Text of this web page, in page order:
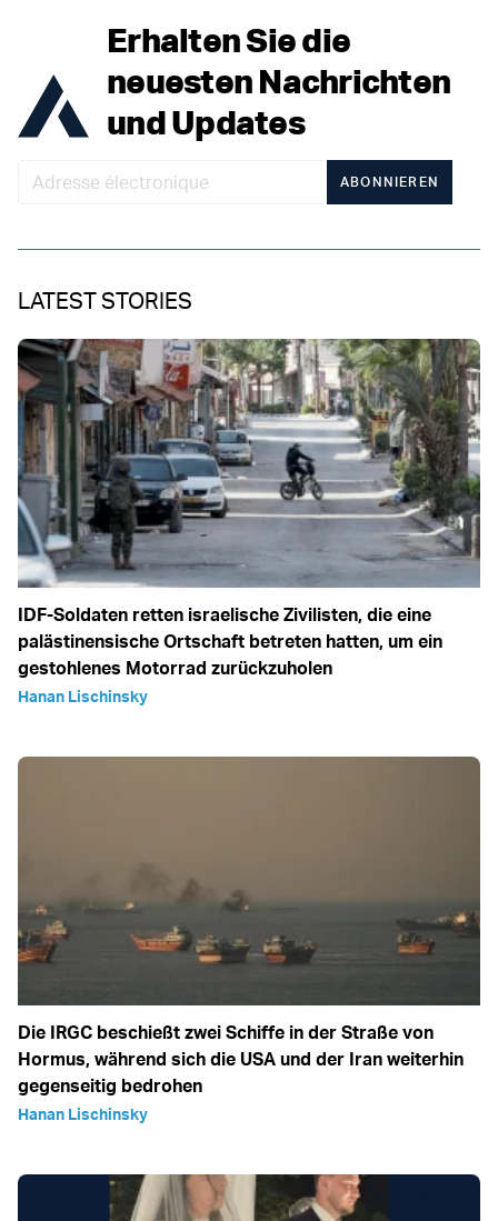
Erhalten Sie die
neuesten Nachrichten
und Updates
ABONNIEREN
LATEST STORIES
IDF-Soldaten retten israelische Zivilisten, die eine
palästinensische Ortschaft betreten hatten, um ein
gestohlenes Motorrad zurückzuholen
Hanan Lischinsky
Die IRGC beschießt zwei Schiffe in der Straße von
Hormus, während sich die USA und der Iran weiterhin
gegenseitig bedrohen
Hanan Lischinsky